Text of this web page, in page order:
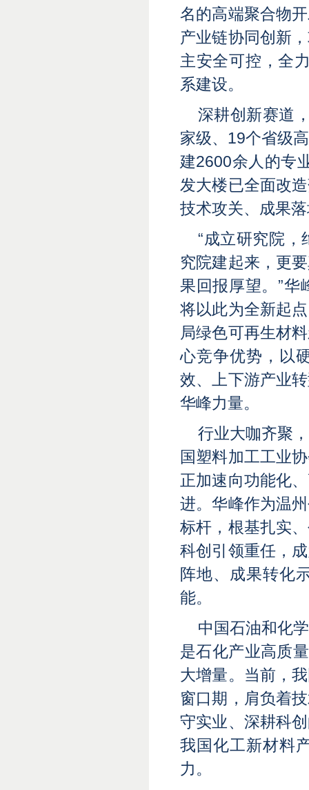
名的高端聚合物
产业链协同创新
主安全可控，全
系建设。
深耕创新赛道
家级、19个省级
建2600余人的专
发大楼已全面改
技术攻关、成果
“成立研究院
究院建起来，更
果回报厚望。”华
将以此为全新起
局绿色可再生材
心竞争优势，以
效、上下游产业
华峰力量。
行业大咖齐聚
国塑料加工工业
正加速向功能化
进。华峰作为温
标杆，根基扎实
科创引领重任，
阵地、成果转化
能。
中国石油和化
是石化产业高质
大增量。当前，
窗口期，肩负着
守实业、深耕科
我国化工新材料
力。